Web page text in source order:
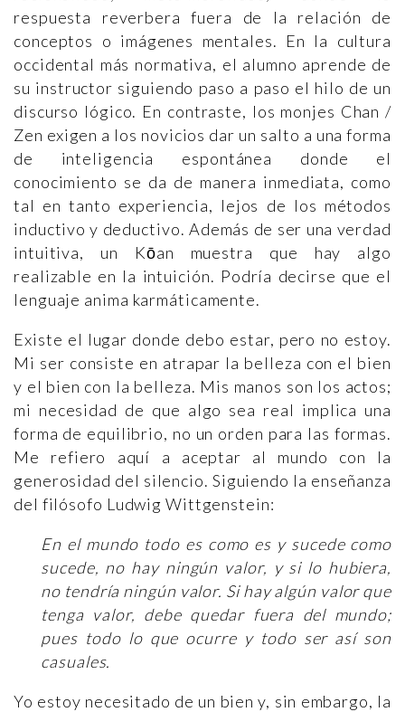
respuesta reverbera fuera de la relación de
conceptos o imágenes mentales. En la cultura
occidental más normativa, el alumno aprende de
su instructor siguiendo paso a paso el hilo de un
discurso lógico. En contraste, los monjes Chan /
Zen exigen a los novicios dar un salto a una forma
de inteligencia espontánea donde el
conocimiento se da de manera inmediata, como
tal en tanto experiencia, lejos de los métodos
inductivo y deductivo. Además de ser una verdad
intuitiva, un Kōan muestra que hay algo
realizable en la intuición. Podría decirse que el
lenguaje anima karmáticamente.
Existe el lugar donde debo estar, pero no estoy.
Mi ser consiste en atrapar la belleza con el bien
y el bien con la belleza. Mis manos son los actos;
mi necesidad de que algo sea real implica una
forma de equilibrio, no un orden para las formas.
Me refiero aquí a aceptar al mundo con la
generosidad del silencio. Siguiendo la enseñanza
del filósofo Ludwig Wittgenstein:
En el mundo todo es como es y sucede como
sucede, no hay ningún valor, y si lo hubiera,
no tendría ningún valor. Si hay algún valor que
tenga valor, debe quedar fuera del mundo;
pues todo lo que ocurre y todo ser así son
casuales.
Yo estoy necesitado de un bien y, sin embargo, la